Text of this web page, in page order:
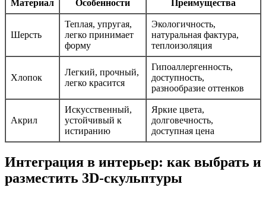
Материал Особенности Преимущества
Шерсть
Теплая, упругая,
легко принимает
форму
Экологичность,
натуральная фактура,
теплоизоляция
Хлопок
Легкий, прочный,
легко красится
Гипоаллергенность,
доступность,
разнообразие оттенков
Акрил
Искусственный,
устойчивый к
истиранию
Яркие цвета,
долговечность,
доступная цена
Интеграция в интерьер: как выбрать и
разместить 3D-скульптуры